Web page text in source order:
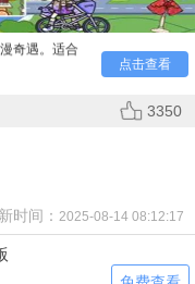
点击查看
装互动，采
奇遇。适合
3350
时间： 2025-08-14 08:12:17